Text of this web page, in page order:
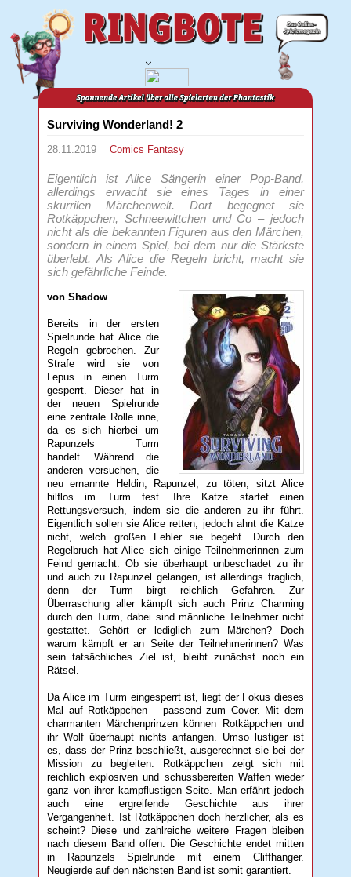
Surviving Wonderland! 2
28.11.2019 Comics Fantasy
Eigentlich ist Alice Sängerin einer Pop-Band,
allerdings erwacht sie eines Tages in einer
skurrilen Märchenwelt. Dort begegnet sie
Rotkäppchen, Schneewittchen und Co – jedoch
nicht als die bekannten Figuren aus den Märchen,
sondern in einem Spiel, bei dem nur die Stärkste
überlebt. Als Alice die Regeln bricht, macht sie
sich gefährliche Feinde.
von Shadow
Bereits in der ersten
Spielrunde hat Alice die
Regeln gebrochen. Zur
Strafe wird sie von
Lepus in einen Turm
gesperrt. Dieser hat in
der neuen Spielrunde
eine zentrale Rolle inne,
da es sich hierbei um
Rapunzels Turm
handelt. Während die
anderen versuchen, die
neu ernannte Heldin, Rapunzel, zu töten, sitzt Alice
hilflos im Turm fest. Ihre Katze startet einen
Rettungsversuch, indem sie die anderen zu ihr führt.
Eigentlich sollen sie Alice retten, jedoch ahnt die Katze
nicht, welch großen Fehler sie begeht. Durch den
Regelbruch hat Alice sich einige Teilnehmerinnen zum
Feind gemacht. Ob sie überhaupt unbeschadet zu ihr
und auch zu Rapunzel gelangen, ist allerdings fraglich,
denn der Turm birgt reichlich Gefahren. Zur
Überraschung aller kämpft sich auch Prinz Charming
durch den Turm, dabei sind männliche Teilnehmer nicht
gestattet. Gehört er lediglich zum Märchen? Doch
warum kämpft er an Seite der Teilnehmerinnen? Was
sein tatsächliches Ziel ist, bleibt zunächst noch ein
Rätsel.
Da Alice im Turm eingesperrt ist, liegt der Fokus dieses
Mal auf Rotkäppchen – passend zum Cover. Mit dem
charmanten Märchenprinzen können Rotkäppchen und
ihr Wolf überhaupt nichts anfangen. Umso lustiger ist
es, dass der Prinz beschließt, ausgerechnet sie bei der
Mission zu begleiten. Rotkäppchen zeigt sich mit
reichlich explosiven und schussbereiten Waffen wieder
ganz von ihrer kampflustigen Seite. Man erfährt jedoch
auch eine ergreifende Geschichte aus ihrer
Vergangenheit. Ist Rotkäppchen doch herzlicher, als es
scheint? Diese und zahlreiche weitere Fragen bleiben
nach diesem Band offen. Die Geschichte endet mitten
in Rapunzels Spielrunde mit einem Cliffhanger.
Neugierde auf den nächsten Band ist somit garantiert.